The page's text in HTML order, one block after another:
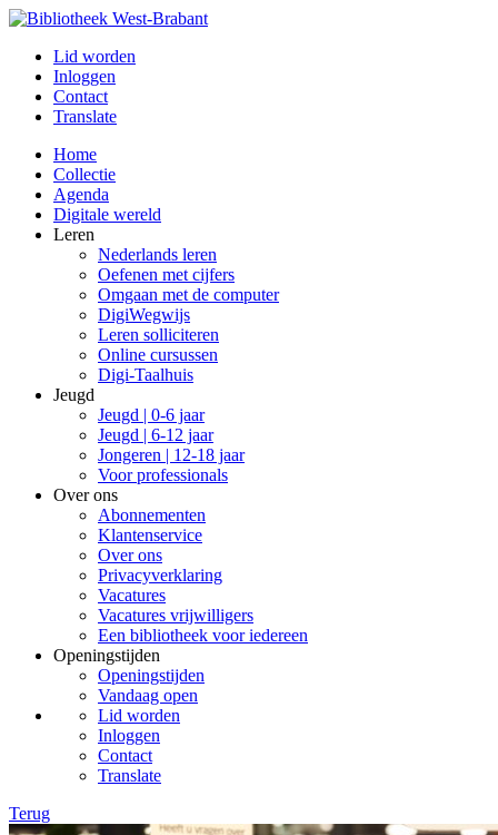
Lid worden
Inloggen
Contact
Translate
Home
Collectie
Agenda
Digitale wereld
Leren
Nederlands leren
Oefenen met cijfers
Omgaan met de computer
DigiWegwijs
Leren solliciteren
Online cursussen
Digi-Taalhuis
Jeugd
Jeugd | 0-6 jaar
Jeugd | 6-12 jaar
Jongeren | 12-18 jaar
Voor professionals
Over ons
Abonnementen
Klantenservice
Over ons
Privacyverklaring
Vacatures
Vacatures vrijwilligers
Een bibliotheek voor iedereen
Openingstijden
Openingstijden
Vandaag open
Lid worden
Inloggen
Contact
Translate
Terug